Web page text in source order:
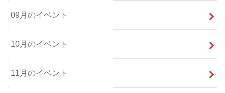
09月のイベント
10月のイベント
11月のイベント